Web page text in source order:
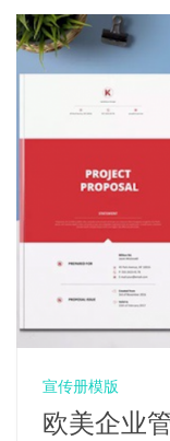
宣传册模版
欧美企业